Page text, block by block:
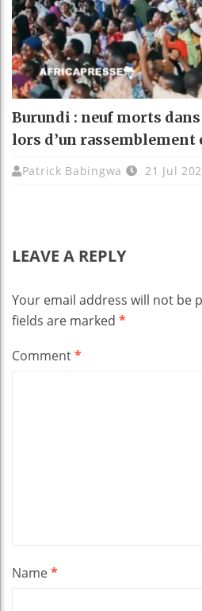
Burundi : neuf morts dans
lors d’un rassemblement
Patrick Babingwa 21 Jul
LEAVE A REPLY
Your email address will not be
fields are marked *
Comment*
Name*